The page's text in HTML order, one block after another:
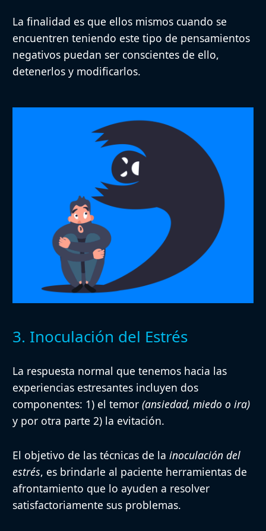
La finalidad es que ellos mismos cuando se
encuentren teniendo este tipo de pensamientos
negativos puedan ser conscientes de ello,
detenerlos y modificarlos.
3. Inoculación del Estrés
La respuesta normal que tenemos hacia las
experiencias estresantes incluyen dos
componentes: 1) el temor (ansiedad, miedo o ira)
y por otra parte 2) la evitación.
El objetivo de las técnicas de la inoculación del
estrés, es brindarle al paciente herramientas de
afrontamiento que lo ayuden a resolver
satisfactoriamente sus problemas.